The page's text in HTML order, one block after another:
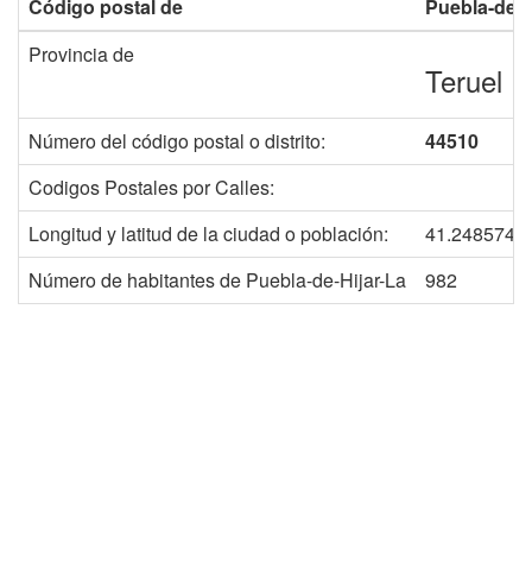
Código postal de
Puebla-de-
Provincia de
Teruel
Número del código postal o distrito:
44510
Codigos Postales por Calles:
Longitud y latitud de la ciudad o población:
Número de habitantes de Puebla-de-Hijar-La
982